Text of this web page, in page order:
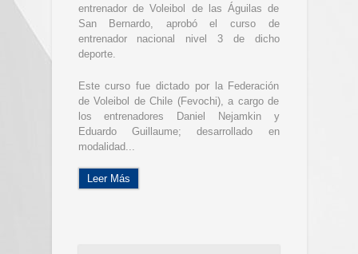
entrenador de Voleibol de las Águilas de
San Bernardo, aprobó el curso de
entrenador nacional nivel 3 de dicho
deporte.
Este curso fue dictado por la Federación
de Voleibol de Chile (Fevochi), a cargo de
los entrenadores Daniel Nejamkin y
Eduardo Guillaume; desarrollado en
modalidad...
Leer Más